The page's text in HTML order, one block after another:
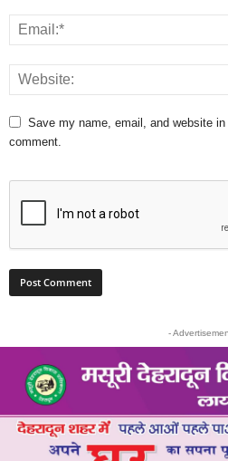
Save my name, email, and website in
comment.
-